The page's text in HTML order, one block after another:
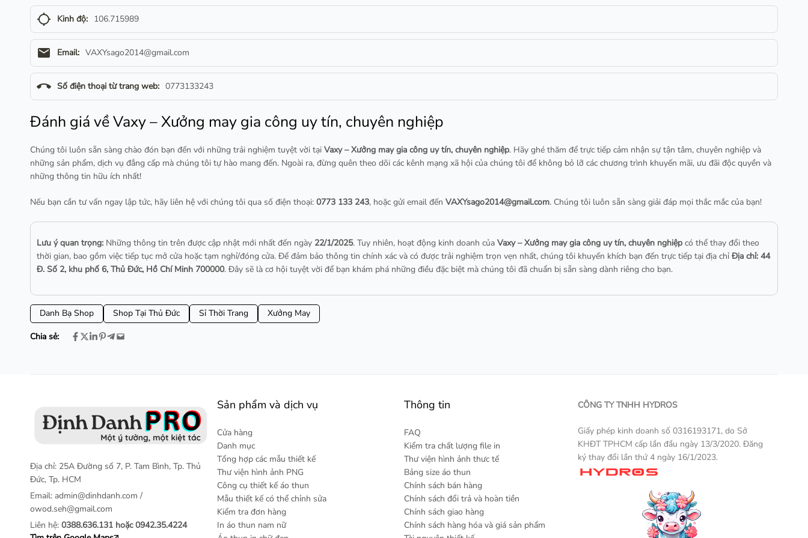
gps_not_fixed Kinh độ: 106.715989
email Email: VAXYsago2014@gmail.com
call_end Số điện thoại từ trang web: 0773133243
Đánh giá về Vaxy – Xưởng may gia công uy tín, chuyên nghiệp
Chúng tôi luôn sẵn sàng chào đón bạn đến với những trải nghiệm tuyệt vời tại Vaxy – Xưởng may gia công uy tín, chuyên nghiệp. Hãy ghé thăm để trực tiếp cảm nhận sự tận tâm, chuyên nghiệp và
những sản phẩm, dịch vụ đẳng cấp mà chúng tôi tự hào mang đến. Ngoài ra, đừng quên theo dõi các kênh mạng xã hội của chúng tôi để không bỏ lỡ các chương trình khuyến mãi, ưu đãi độc quyền và
những thông tin hữu ích nhất!
Nếu bạn cần tư vấn ngay lập tức, hãy liên hệ với chúng tôi qua số điện thoại: 0773 133 243, hoặc gửi email đến VAXYsago2014@gmail.com. Chúng tôi luôn sẵn sàng giải đáp mọi thắc mắc của bạn!
Lưu ý quan trọng: Những thông tin trên được cập nhật mới nhất đến ngày 22/1/2025. Tuy nhiên, hoạt động kinh doanh của Vaxy – Xưởng may gia công uy tín, chuyên nghiệp có thể thay đổi theo
thời gian, bao gồm việc tiếp tục mở cửa hoặc tạm nghỉ/đóng cửa. Để đảm bảo thông tin chính xác và có được trải nghiệm trọn vẹn nhất, chúng tôi khuyến khích bạn đến trực tiếp tại địa chỉ Địa chỉ: 44
Đ. Số 2, khu phố 6, Thủ Đức, Hồ Chí Minh 700000. Đây sẽ là cơ hội tuyệt vời để bạn khám phá những điều đặc biệt mà chúng tôi đã chuẩn bị sẵn sàng dành riêng cho bạn.
Danh Bạ Shop Shop Tại Thủ Đức Sỉ Thời Trang Xưởng May
Chia sẻ:
Địa chỉ: 25A Đường số 7, P. Tam Bình, Tp. Thủ
Đức, Tp. HCM
Email: admin@dinhdanh.com /
owod.seh@gmail.com
Liên hệ: 0388.636.131 hoặc 0942.35.4224
Sản phẩm và dịch vụ
Cửa hàng
Danh mục
Tổng hợp các mẫu thiết kế
Thư viện hình ảnh PNG
Công cụ thiết kế áo thun
Mẫu thiết kế có thể chỉnh sửa
Kiểm tra đơn hàng
In áo thun nam nữ
Thông tin
FAQ
Kiểm tra chất lượng file in
Thư viện hình ảnh thưc tế
Bảng size áo thun
Chính sách bán hàng
Chính sách đổi trả và hoàn tiền
Chính sách giao hàng
Chính sách hàng hóa và giá sản phẩm
CÔNG TY TNHH HYDROS
Giấy phép kinh doanh số 0316193171, do Sở
KHĐT TPHCM cấp lần đầu ngày 13/3/2020. Đăng
ký thay đổi lần thứ 4 ngày 16/1/2023.